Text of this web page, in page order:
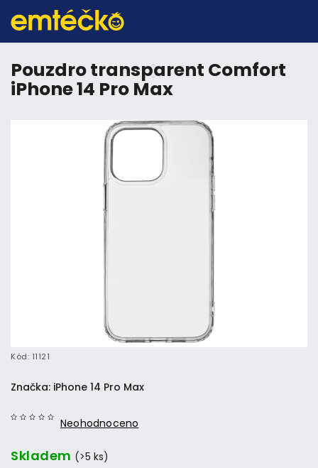
Pouzdro transparent Comfort
iPhone 14 Pro Max
Kód: 11121
Neohodnoceno
Značka: iPhone 14 Pro Max
Skladem (>5 ks)